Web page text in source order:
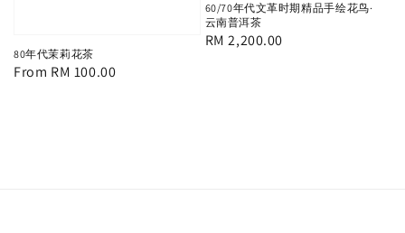
80年代茉莉花茶
Regular
From RM 100.00
60/70年代文革时期精品手绘花鸟·
云南普洱茶
Regular
RM 2,200.00